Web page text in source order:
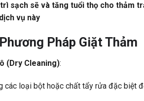
sạch sẽ và tăng tuổi thọ cho thảm
vụ này
Pháp Giặt Thảm
(Dry Cleaning):
các loại bột hoặc chất tẩy rửa đặc biệt